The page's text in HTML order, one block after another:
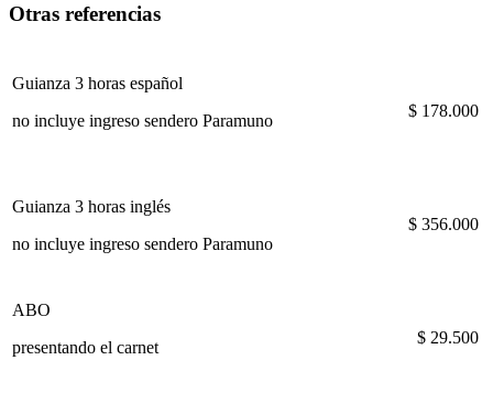
Otras referencias
Guianza 3 horas español
no incluye ingreso sendero Paramuno
$ 178.000
Guianza 3 horas inglés
no incluye ingreso sendero Paramuno
$ 356.000
ABO
presentando el carnet
$ 29.500